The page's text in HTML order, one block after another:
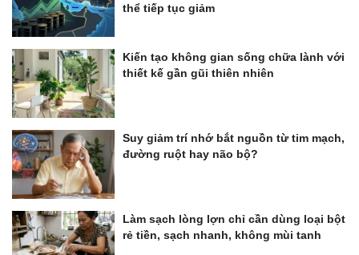
thể tiếp tục giảm
Kiến tạo không gian sống chữa lành với
thiết kế gần gũi thiên nhiên
Suy giảm trí nhớ bắt nguồn từ tim mạch,
đường ruột hay não bộ?
Làm sạch lòng lợn chỉ cần dùng loại bột
rẻ tiền, sạch nhanh, không mùi tanh